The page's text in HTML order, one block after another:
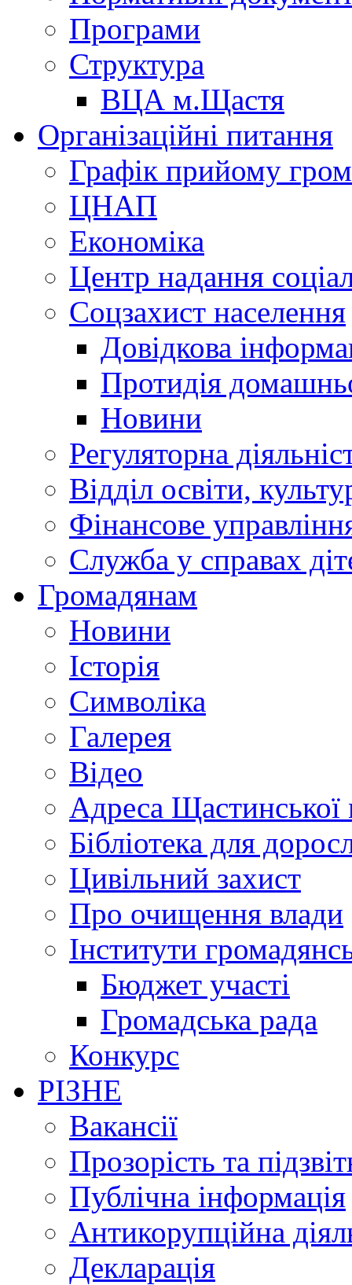
Програми
Структура
ВЦА м.Щастя
Організаційні питання
Графік прийому
ЦНАП
Економіка
Центр надання
Соцзахист населення
Довідкова
Протидія
Новини
Регуляторна
Відділ освіти,
Фінансове
Служба у справах
Громадянам
Новини
Історія
Символіка
Галерея
Відео
Адреса Щастинської
Бібліотека для
Цивільний захист
Про очищення влади
Інститути
Бюджет участі
Громадська рада
Конкурс
РІЗНЕ
Вакансії
Прозорість та
Публічна інформація
Антикорупційна
Декларація